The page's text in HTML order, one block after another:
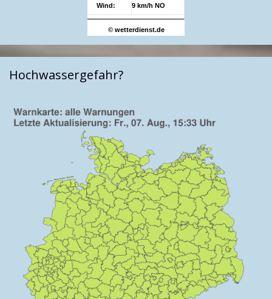
Wind: 9 km/h NO
© wetterdienst.de
Hochwassergefahr?